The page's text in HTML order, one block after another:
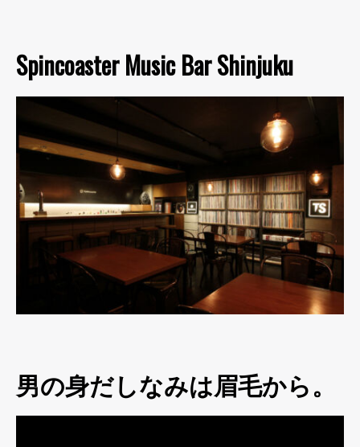
Spincoaster Music Bar Shinjuku
男の身だしなみは眉毛から。